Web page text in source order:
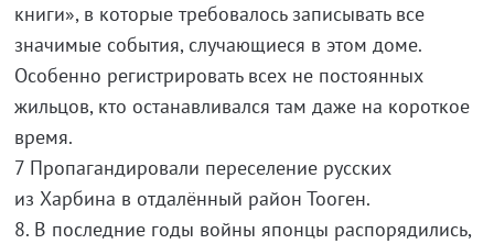
книги», в которые требовалось записывать все
значимые события, случающиеся в этом доме.
Особенно регистрировать всех не постоянных
жильцов, кто останавливался там даже на короткое
время.
7 Пропагандировали переселение русских
из Харбина в отдалённый район Тооген.
8. В последние годы войны японцы распорядились,